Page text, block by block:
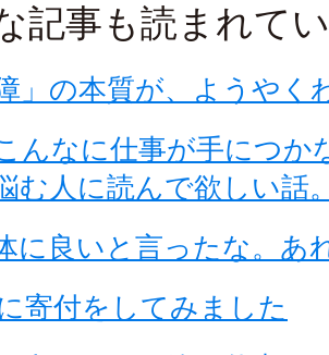
記事も読まれて
」の本質が、ようやく
んなに仕事が手につか
む人に読んで欲しい話
に良いと言ったな。あ
寄付をしてみました